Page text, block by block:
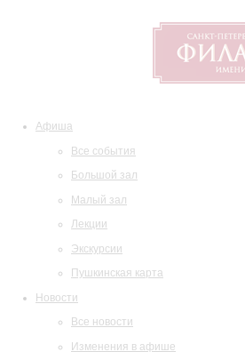
Афиша
Все события
Большой зал
Малый зал
Лекции
Экскурсии
Пушкинская карта
Новости
Все новости
Изменения в афише